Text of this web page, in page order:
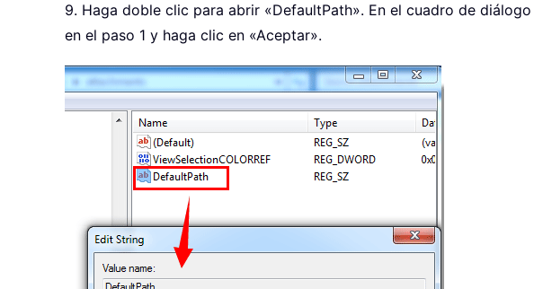
9. Haga doble clic para abrir «DefaultPath». En el cuadro de
en el paso 1 y haga clic en «Aceptar».